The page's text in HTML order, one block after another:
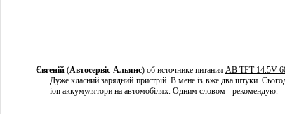
Євгеній (Автосервіс-Альянс) об источнике питания AB TFT 14.5V
Дуже класний зарядний пристрій. В мене із вже два штуки.
ion аккумулятори на автомобілях. Одним словом - рекомендую.